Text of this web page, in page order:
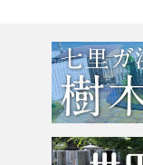
東京都
墓じまい・改葬
粉骨サービス
会社案内
アクセス
よくあるご質問